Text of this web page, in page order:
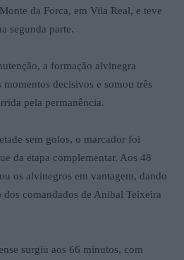
da Forca, em Vila Real, e teve
segunda parte.
a formação alvinegra
decisivos e somou três
pela permanência.
sem golos, o marcador foi
da etapa complementar. Aos 48
os alvinegros em vantagem, dando
dos comandados de Anibal Teixeira
surgiu aos 66 minutos, com